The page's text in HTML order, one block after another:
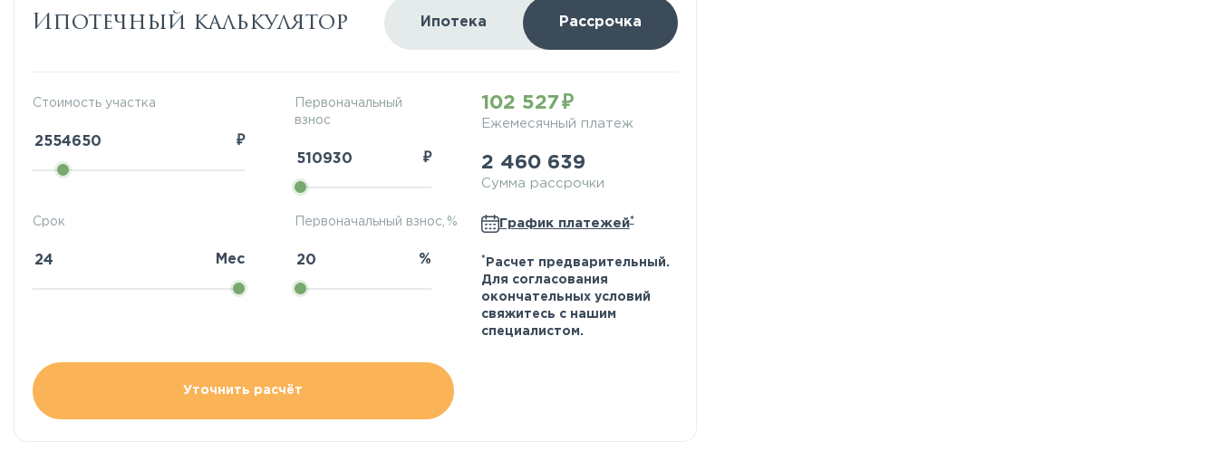
Ипотечный калькулятор Ипотека Рассрочка
Стоимость участка
₽
Первоначальный
взнос
₽
Срок
Мес
Первоначальный взнос, %
%
Уточнить расчёт
102 527
Ежемесячный платеж
2 460 639
Сумма рассрочки
График платежей*
* Расчет предварительный.
Для согласования
окончательных условий
свяжитесь с нашим
специалистом.